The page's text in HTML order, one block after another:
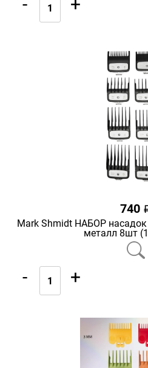
740
Mark Shmidt НАБОР
металл 8шт
- +